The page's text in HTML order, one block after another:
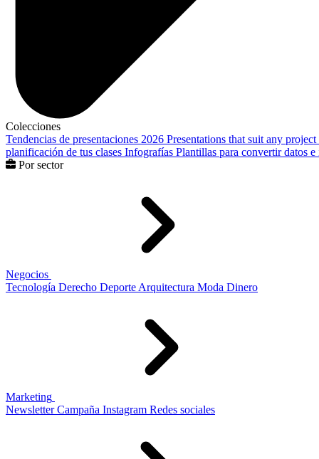
Colecciones
Tendencias de presentaciones 2026 Presentations that suit any project
planificación de tus clases Infografías Plantillas para convertir datos
Por sector
Negocios
Tecnología Derecho Deporte Arquitectura Moda Dinero
Marketing
Newsletter Campaña Instagram Redes sociales